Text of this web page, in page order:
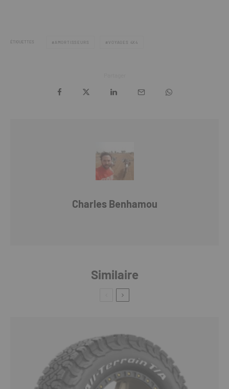
ÉTIQUETTES AMORTISSEURS VOYAGES 4X4
Charles Benhamou
Similaire